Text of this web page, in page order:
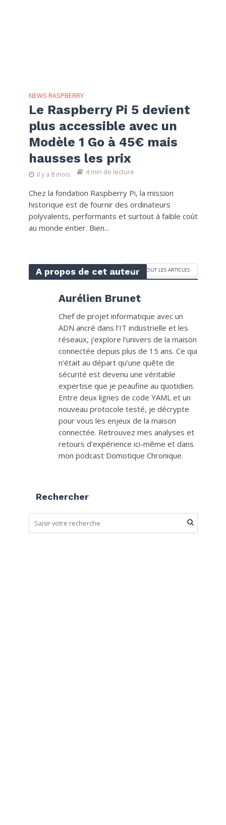
NEWS RASPBERRY
Le Raspberry Pi 5 devient
plus accessible avec un
Modèle 1 Go à 45€ mais
hausses les prix
il y a 8 mois 4 min de lecture
Chez la fondation Raspberry Pi, la mission
historique est de fournir des ordinateurs
polyvalents, performants et surtout à faible coût
au monde entier. Bien...
A propos de cet auteurVOIR TOUT LES ARTICLES
Aurélien Brunet
Chef de projet informatique avec un
ADN ancré dans l’IT industrielle et les
réseaux, j'explore l'univers de la maison
connectée depuis plus de 15 ans. Ce qui
n’était au départ qu’une quête de
sécurité est devenu une véritable
expertise que je peaufine au quotidien.
Entre deux lignes de code YAML et un
nouveau protocole testé, je décrypte
pour vous les enjeux de la maison
connectée. Retrouvez mes analyses et
retours d'expérience ici-même et dans
mon podcast Domotique Chronique.
Rechercher